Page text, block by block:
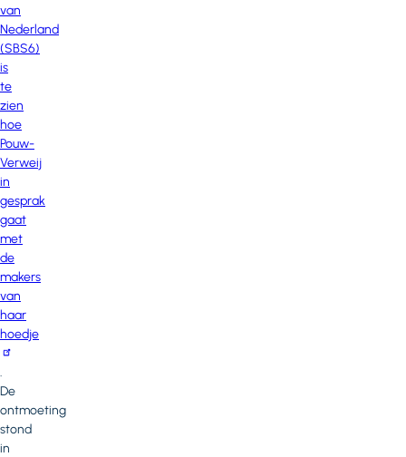
van
Nederland
(SBS6)
is
te
zien
hoe
Pouw-
Verweij
in
gesprak
gaat
met
de
makers
van
haar
hoedje
.
De
ontmoeting
stond
in